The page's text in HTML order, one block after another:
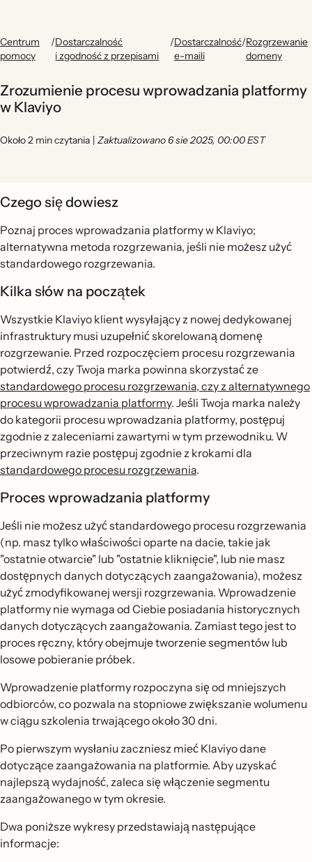
Centrum
pomocy
/Dostarczalność
i zgodność z przepisami
/Dostarczalność
e-maili
/Rozgrzewanie
domeny
Zrozumienie procesu wprowadzania platformy
w Klaviyo
Około 2 min czytania | Zaktualizowano 6 sie 2025, 00:00 EST
Czego się dowiesz
Poznaj proces wprowadzania platformy w Klaviyo;
alternatywna metoda rozgrzewania, jeśli nie możesz użyć
standardowego rozgrzewania.
Kilka słów na początek
Wszystkie Klaviyo klient wysyłający z nowej dedykowanej
infrastruktury musi uzupełnić skorelowaną domenę
rozgrzewanie. Przed rozpoczęciem procesu rozgrzewania
potwierdź, czy Twoja marka powinna skorzystać ze
standardowego procesu rozgrzewania, czy z alternatywnego
procesu wprowadzania platformy. Jeśli Twoja marka należy
do kategorii procesu wprowadzania platformy, postępuj
zgodnie z zaleceniami zawartymi w tym przewodniku. W
przeciwnym razie postępuj zgodnie z krokami dla
standardowego procesu rozgrzewania.
Proces wprowadzania platformy
Jeśli nie możesz użyć standardowego procesu rozgrzewania
(np. masz tylko właściwości oparte na dacie, takie jak
"ostatnie otwarcie" lub "ostatnie kliknięcie", lub nie masz
dostępnych danych dotyczących zaangażowania), możesz
użyć zmodyfikowanej wersji rozgrzewania. Wprowadzenie
platformy nie wymaga od Ciebie posiadania historycznych
danych dotyczących zaangażowania. Zamiast tego jest to
proces ręczny, który obejmuje tworzenie segmentów lub
losowe pobieranie próbek.
Wprowadzenie platformy rozpoczyna się od mniejszych
odbiorców, co pozwala na stopniowe zwiększanie wolumenu
w ciągu szkolenia trwającego około 30 dni.
Po pierwszym wysłaniu zaczniesz mieć Klaviyo dane
dotyczące zaangażowania na platformie. Aby uzyskać
najlepszą wydajność, zaleca się włączenie segmentu
zaangażowanego w tym okresie.
Dwa poniższe wykresy przedstawiają następujące
informacje: